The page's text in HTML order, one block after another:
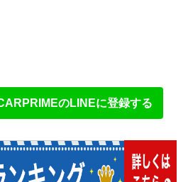
のLINEに登録する